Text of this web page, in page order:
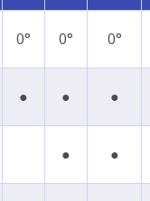
0° 0° 0°
● ● ●
● ●